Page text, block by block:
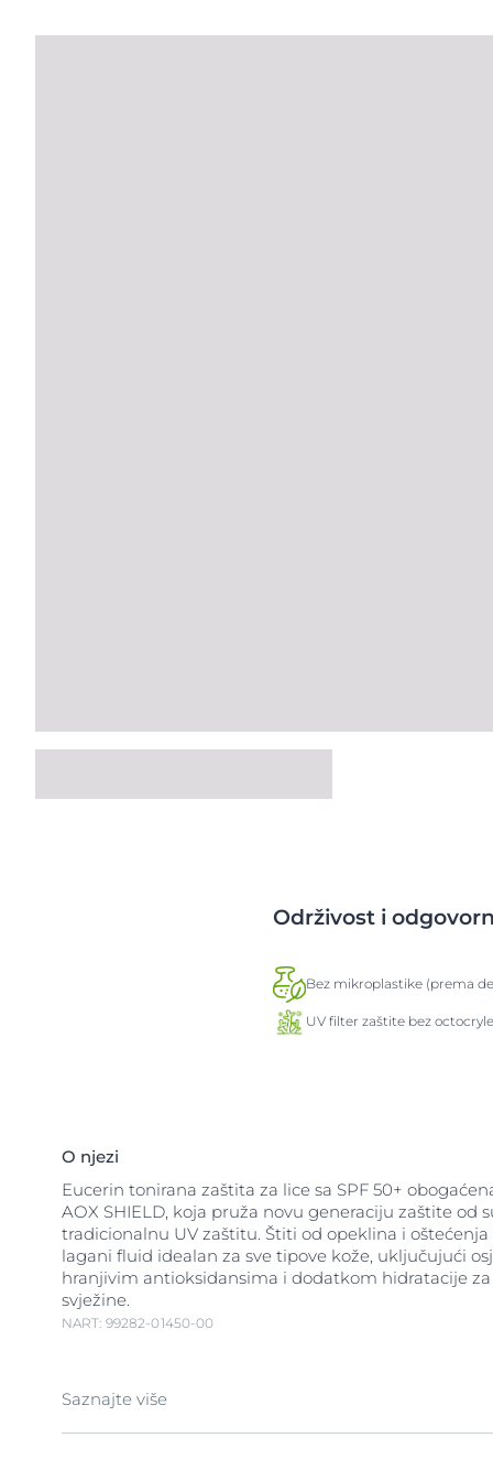
Održivost i
Bez mikroplastike (prema
UV filter zaštite bez
O njezi
Eucerin tonirana zaštita za lice sa SPF 50+
AOX SHIELD, koja pruža novu generaciju zaštite od
tradicionalnu UV zaštitu. Štiti od opeklina i oštećenja
lagani fluid idealan za sve tipove kože, uključujući
hranjivim antioksidansima i dodatkom hidratacije
svježine.
NART: 99282-01450-00
Saznajte više